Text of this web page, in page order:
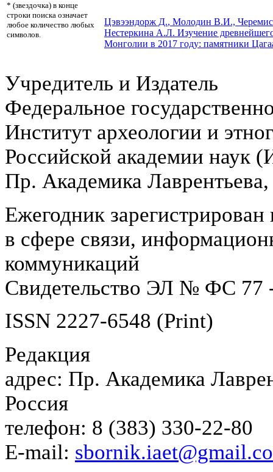
* (звездочка) в конце
строки поиска означает
любое количество любых
символов.
Цэвээндорж Д., Молодин В.И.,
Нестеркина А.Л. Изучение
Монголии в 2017 году: памятники
Учредитель и Издатель
Федеральное
Институт археологии и
Российской академии
Пр. Академика
Ежегодник
в сфере связи,
коммуникаций
Свидетельство ЭЛ № ФС 77
ISSN 2227-6548 (Print)
Редакция
адрес: Пр. Академика
Россия
телефон: 8 (383) 330-22-80
E-mail: